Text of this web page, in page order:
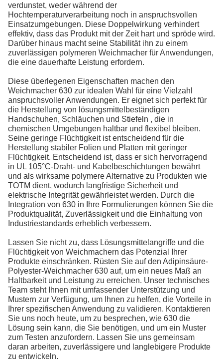
verdunstet, weder während der
Hochtemperaturverarbeitung noch in anspruchsvollen
Einsatzumgebungen. Diese Doppelwirkung verhindert
effektiv, dass das Produkt mit der Zeit hart und spröde wird.
Darüber hinaus macht seine Stabilität ihn zu einem
zuverlässigen polymeren Weichmacher für Anwendungen,
die eine dauerhafte Leistung erfordern.
Diese überlegenen Eigenschaften machen den
Weichmacher 630 zur idealen Wahl für eine Vielzahl
anspruchsvoller Anwendungen. Er eignet sich perfekt für
die Herstellung von lösungsmittelbeständigen
Handschuhen, Schläuchen und Stiefeln , die in
chemischen Umgebungen haltbar und flexibel bleiben.
Seine geringe Flüchtigkeit ist entscheidend für die
Herstellung stabiler Folien und Platten mit geringer
Flüchtigkeit. Entscheidend ist, dass er sich hervorragend
in UL 105°C-Draht- und Kabelbeschichtungen bewährt
und als wirksame polymere Alternative zu Produkten wie
TOTM dient, wodurch langfristige Sicherheit und
elektrische Integrität gewährleistet werden. Durch die
Integration von 630 in Ihre Formulierungen können Sie die
Produktqualität, Zuverlässigkeit und die Einhaltung von
Industriestandards erheblich verbessern.
Lassen Sie nicht zu, dass Lösungsmittelangriffe und die
Flüchtigkeit von Weichmachern das Potenzial Ihrer
Produkte einschränken. Rüsten Sie auf den Adipinsäure-
Polyester-Weichmacher 630 auf, um ein neues Maß an
Haltbarkeit und Leistung zu erreichen. Unser technisches
Team steht Ihnen mit umfassender Unterstützung und
Mustern zur Verfügung, um Ihnen zu helfen, die Vorteile in
Ihrer spezifischen Anwendung zu validieren. Kontaktieren
Sie uns noch heute, um zu besprechen, wie 630 die
Lösung sein kann, die Sie benötigen, und um ein Muster
zum Testen anzufordern. Lassen Sie uns gemeinsam
daran arbeiten, zuverlässigere und langlebigere Produkte
zu entwickeln.